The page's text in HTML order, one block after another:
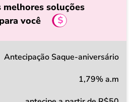
melhores soluções
você
Antecipação Saque-aniversário
1,79% a.m